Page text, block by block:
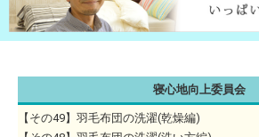
寝心地向上委員会
【その49】羽毛布団の洗濯(乾燥編)